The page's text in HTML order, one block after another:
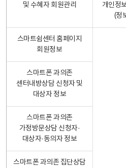
및 수혜자 회원관리
개인정
(정
스마트쉼센터 홈페이지
회원정보
스마트폰 과의존
센터내방상담 신청자 및
대상자 정보
스마트폰 과의존
가정방문상담 신청자·
대상자·동의자 정보
스마트폰 과의존 집단상담